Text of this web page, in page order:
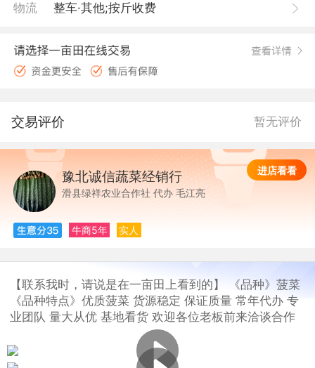
物流 整车·其他;按斤收费
交易评价 暂无评价
豫
豫北诚信蔬菜经销行
滑县绿祥农业合作社 代办 毛江亮
进店看看
牛商5年 实人
【联系我时，请说是在一亩田上看到的】 《品种》菠菜
《品种特点》优质菠菜 货源稳定 保证质量 常年代办 专
业团队 量大从优 基地看货 欢迎各位老板前来洽谈合作